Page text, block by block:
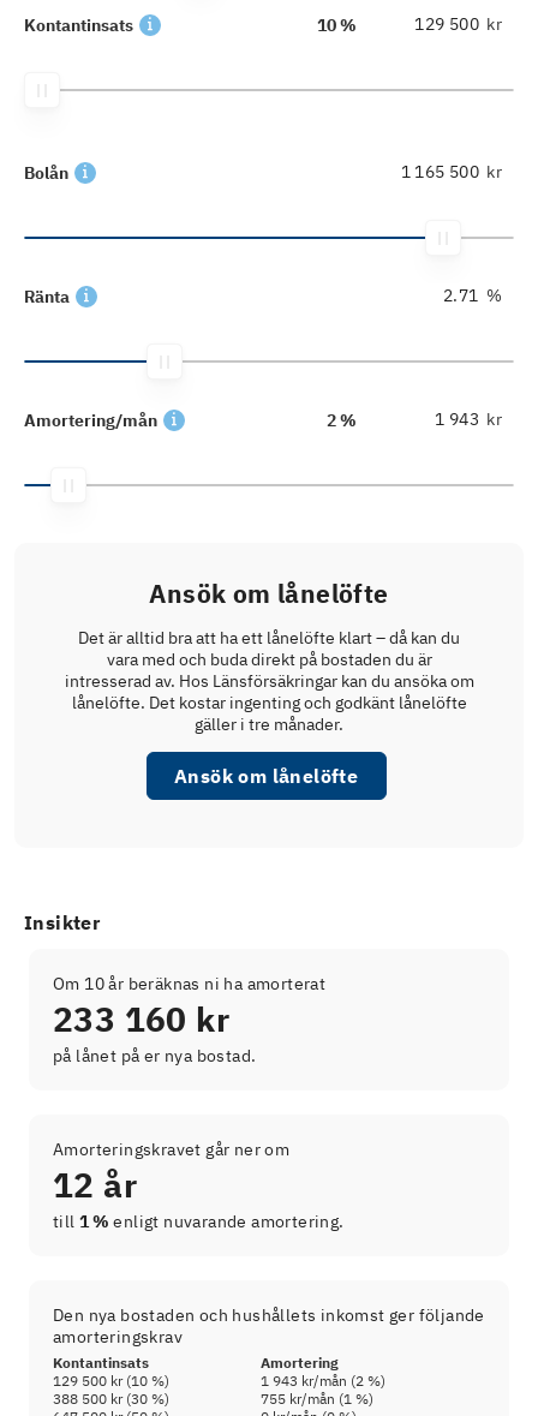
Kontantinsats 10 % kr
Bolån kr
Ränta %
Amortering/mån 2 % kr
Ansök om lånelöfte
Det är alltid bra att ha ett lånelöfte klart – då kan du
vara med och buda direkt på bostaden du är
intresserad av. Hos Länsförsäkringar kan du ansöka om
lånelöfte. Det kostar ingenting och godkänt lånelöfte
gäller i tre månader.
Ansök om lånelöfte
Insikter
Om 10 år beräknas ni ha amorterat
233 160 kr
på lånet på er nya bostad.
Amorteringskravet går ner om
12 år
till 1 % enligt nuvarande amortering.
Den nya bostaden och hushållets inkomst ger följande
amorteringskrav
Kontantinsats
Amortering
129 500 kr(10 %) 1 943 kr/mån (2 %)
388 500 kr(30 %) 755 kr/mån (1 %)